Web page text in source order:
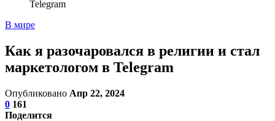
Telegram
В мире
Как я разочаровался в религии и стал
маркетологом в Telegram
Опубликовано Апр 22, 2024
0 161
Поделится